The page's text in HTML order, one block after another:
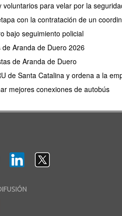
para velar por la
con la contratación de un
bajo seguimiento policial
Aranda de Duero 2026
de Aranda de Duero
de Santa Catalina y ordena a la
mejores conexiones de autobús